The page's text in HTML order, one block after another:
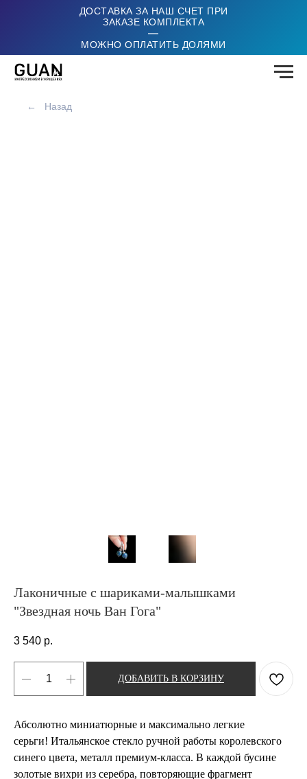
ДОСТАВКА ЗА НАШ СЧЕТ ПРИ
ЗАКАЗЕ КОМПЛЕКТА
|
МОЖНО ОПЛАТИТЬ ДОЛЯМИ
← Назад
Лаконичные с шариками-малышками
"Звездная ночь Ван Гога"
3 540 р.
ДОБАВИТЬ В КОРЗИНУ
Абсолютно миниатюрные и максимально легкие
серьги! Итальянское стекло ручной работы королевского
синего цвета, металл премиум-класса. В каждой бусине
золотые вихри из серебра, повторяющие фрагмент